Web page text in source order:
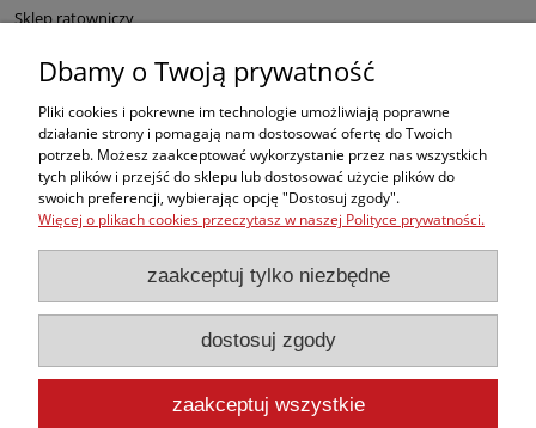
Sklep ratowniczy
Defibrylatory AED
Fantomy RKO
Sprzęt ratowniczy dla służb mundurowych
Apteczki pierwszej pomocy
, ale w naszej ofercie znajdą Państwo także inne produkty medyczne
najwyższej jakości, takie jak sprzęt do ewakuacji czy nowoczesne środki do
opatrywania oparzeń i krwotoków.
Dbamy o Twoją prywatność
Pliki cookies i pokrewne im technologie umożliwiają poprawne
działanie strony i pomagają nam dostosować ofertę do Twoich
potrzeb. Możesz zaakceptować wykorzystanie przez nas wszystkich
tych plików i przejść do sklepu lub dostosować użycie plików do
swoich preferencji, wybierając opcję "Dostosuj zgody".
Więcej o plikach cookies przeczytasz w naszej Polityce prywatności.
zaakceptuj tylko niezbędne
dostosuj zgody
zaakceptuj wszystkie